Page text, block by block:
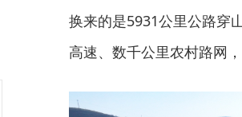
换来的是5931公里公路穿
高速、数千公里农村路网